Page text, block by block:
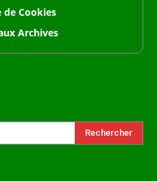
de Cookies
Archives
Rechercher